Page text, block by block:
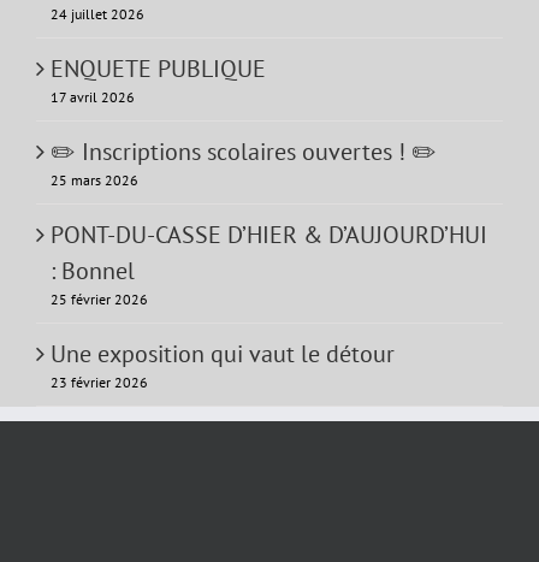
24 juillet 2026
ENQUETE PUBLIQUE
17 avril 2026
✏️ Inscriptions scolaires ouvertes ! ✏️
25 mars 2026
PONT-DU-CASSE D’HIER & D’AUJOURD’HUI
: Bonnel
25 février 2026
Une exposition qui vaut le détour
23 février 2026